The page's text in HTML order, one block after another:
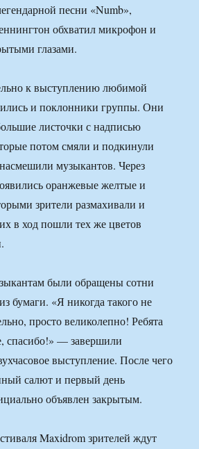
песни «Numb»,
обхватил микрофон и
глазами.
к выступлению любимой
и поклонники группы. Они
листочки с надписью
потом смяли и подкинули
музыкантов. Через
оранжевые желтые и
зрители размахивали и
в ход пошли тех же цветов
были обращены сотни
бумаги. «Я никогда такого не
просто великолепно! Ребята
спасибо!» — завершили
выступление. После чего
салют и первый день
объявлен закрытым.
Maxidrom зрителей ждут